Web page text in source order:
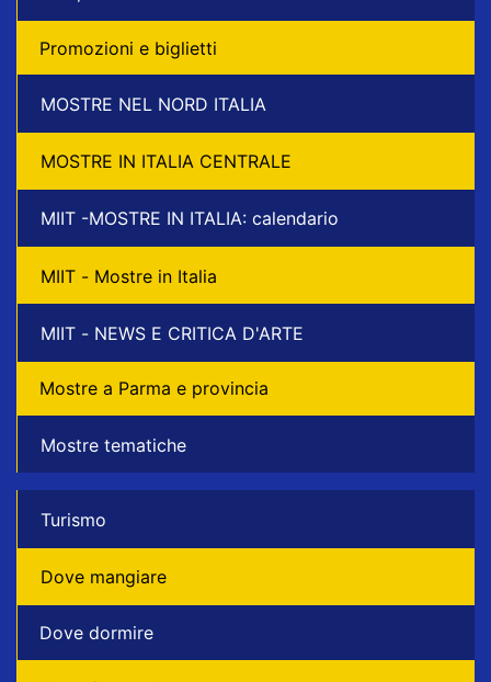
Promozioni e biglietti
MOSTRE NEL NORD ITALIA
MOSTRE IN ITALIA CENTRALE
MIIT -MOSTRE IN ITALIA: calendario
MIIT - Mostre in Italia
MIIT - NEWS E CRITICA D'ARTE
Mostre a Parma e provincia
Mostre tematiche
Turismo
Dove mangiare
Dove dormire